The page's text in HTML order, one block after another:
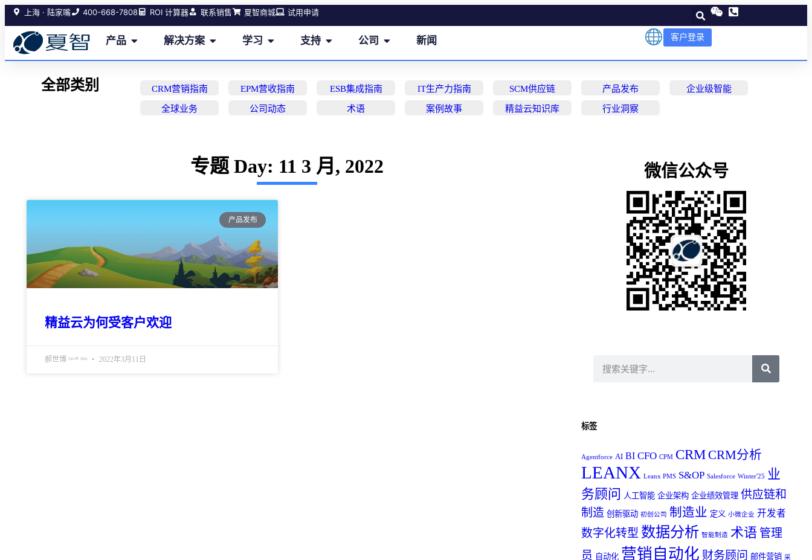
上海 · 陆家嘴 400-668-7808 ROI 计算器 联系销售 夏智商城 试用申请
产品 解决方案 学习 支持 公司 新闻 客户登录
全部类别 CRM营销指南 EPM营收指南 ESB集成指南 IT生产力指南 SCM供应链 产品发布 企业级智能
全球业务 公司动态 术语 案例故事 精益云知识库 行业洞察
专题 Day: 11 3 月, 2022
产品发布
精益云为何受客户欢迎
郝世博 ᴶᵃᵛᵉⁿ ᴴᵃᵒ 2022年3月11日
微信公众号
标签
Agentforce AI BI CFO CPM CRMCRM分析
LEANX Leanx PMS S&OP Salesforce Winter'25
业
务顾问 人工智能 企业架构 企业绩效管理 供应链和
制造 创新驱动 初创公司 制造业 定义 小微企业 开发者
数字化转型 数据分析 智能制造 术语 管理
员 自动化 营销自动化 财务顾问 邮件营销 采